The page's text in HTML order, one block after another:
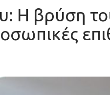
Η βρύση